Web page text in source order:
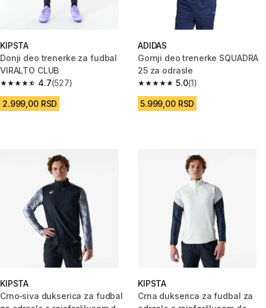
KIPSTA
Donji deo trenerke za fudbal
VIRALTO CLUB
4.7
4.7 od 5 zvezdica from 527 Recenzije
(527)
2.999,00 RSD
ADIDAS
Gornji deo trenerke SQUADRA
25 za odrasle
5.0
5.0 od 5 zvezdica from 1
(1)
5.999,00 RSD
KIPSTA
Crno‐siva dukserica za fudbal
KIPSTA
Crna dukserica za fudbal za